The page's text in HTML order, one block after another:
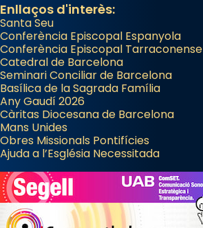
Enllaços d'interès:
Santa Seu
Conferència Episcopal Espanyola
Conferència Episcopal Tarraconense
Catedral de Barcelona
Seminari Conciliar de Barcelona
Basílica de la Sagrada Família
Any Gaudí 2026
Càritas Diocesana de Barcelona
Mans Unides
Obres Missionals Pontifícies
Ajuda a l’Església Necessitada